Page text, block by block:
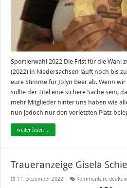
Sportlerwahl 2022 Die Frist für die Wahl
(2022) in Niedersachsen läuft noch bis
eure Stimme für Jolyn Beer ab. Wenn
sollte der Titel eine sichere Sache sein,
mehr Mitglieder hinter uns haben wie
nun jedoch nur den vorletzten Platz
weiter lesen ...
Traueranzeige Gisela
11. Dezember 2022 Kommentare